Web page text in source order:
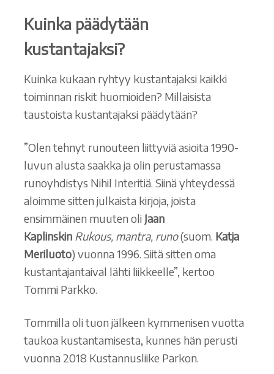
Kuinka päädytään
kustantajaksi?
Kuinka kukaan ryhtyy kustantajaksi kaikki
toiminnan riskit huomioiden? Millaisista
taustoista kustantajaksi päädytään?
”Olen tehnyt runouteen liittyviä asioita 1990-
luvun alusta saakka ja olin perustamassa
runoyhdistys Nihil Interitiä. Siinä yhteydessä
aloimme sitten julkaista kirjoja, joista
ensimmäinen muuten oli Jaan
Kaplinskin Rukous, mantra, runo(suom. Katja
Meriluoto) vuonna 1996. Siitä sitten oma
kustantajantaival lähti liikkeelle”, kertoo
Tommi Parkko.
Tommilla oli tuon jälkeen kymmenisen vuotta
taukoa kustantamisesta, kunnes hän perusti
vuonna 2018 Kustannusliike Parkon.